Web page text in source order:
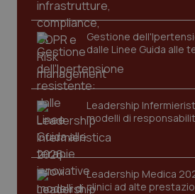
Gestione
dalle Linee Guida alle
Leadership
modelli di
Leadership Medica
clinici ad alte